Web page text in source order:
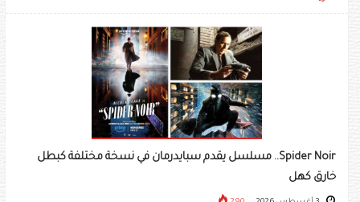
Spider Noir.. مسلسل يقدم سبايدرمان في نسخة مختلفة كبطل
خارق كهل